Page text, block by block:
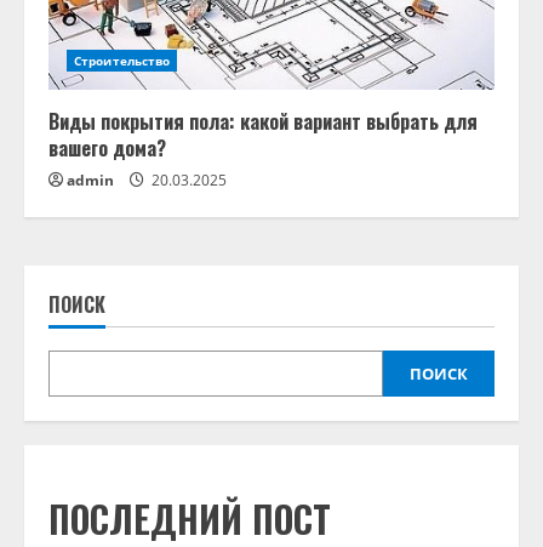
Строительство
Виды покрытия пола: какой вариант выбрать для
вашего дома?
admin 20.03.2025
ПОИСК
ПОИСК
ПОСЛЕДНИЙ ПОСТ